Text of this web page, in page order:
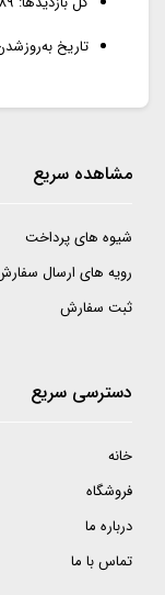
تاریخ
مشاهده سریع
شیوه های پرداخت
رویه های ارسال
ثبت سفارش
دسترسی سریع
خانه
فروشگاه
درباره ما
تماس با ما